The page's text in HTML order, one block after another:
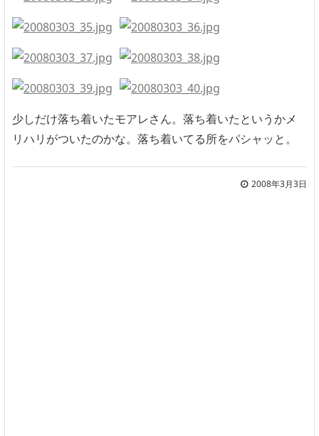
少しだけ落ち着いたモアレさん。落ち着いたというかメ
リハリがついたのかな。落ち着いてる所をパシャッと。
2008年3月3日